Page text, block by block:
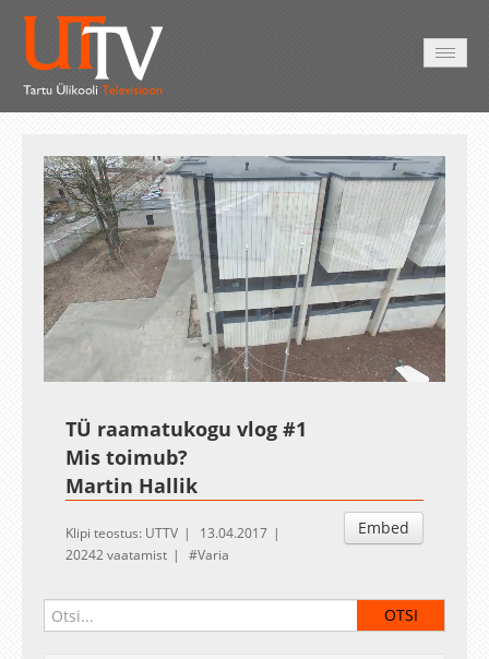
Unmute Loaded
6.14%
Esituskiirused
Auto
TÜ raamatukogu vlog #1
Mis toimub?
Martin Hallik
Embed
Klipi teostus: UTTV
13.04.2017
20242 vaatamist
Varia